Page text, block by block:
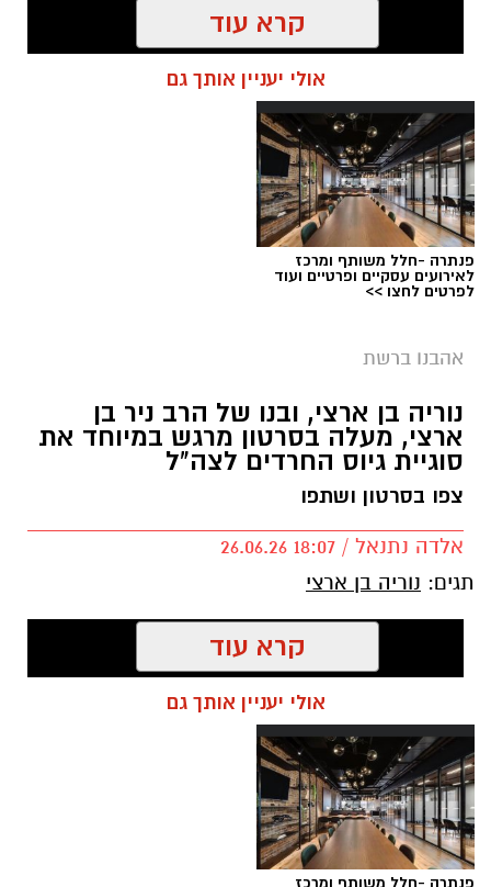
קרא עוד
אולי יעניין אותך גם
פנתרה -חלל משותף ומרכז
לאירועים עסקיים ופרטיים ועוד
לפרטים לחצו >>
אהבנו ברשת
נוריה בן ארצי, ובנו של הרב ניר בן
ארצי, מעלה בסרטון מרגש במיוחד את
סוגיית גיוס החרדים לצה"ל
צפו בסרטון ושתפו
אלדה נתנאל / 18:07 26.06.26
תגים: נוריה בן ארצי
קרא עוד
אולי יעניין אותך גם
פנתרה -חלל משותף ומרכז